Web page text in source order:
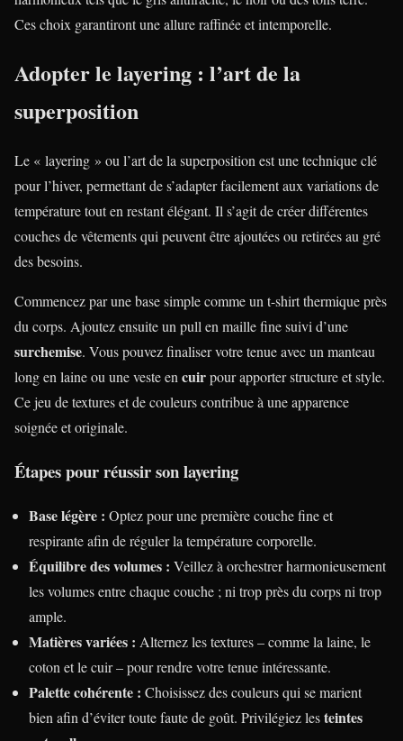
Ces choix garantiront une allure raffinée et intemporelle.
Adopter le layering : l’art de la
superposition
Le « layering » ou l’art de la superposition est une technique clé
pour l’hiver, permettant de s’adapter facilement aux variations de
température tout en restant élégant. Il s’agit de créer différentes
couches de vêtements qui peuvent être ajoutées ou retirées au gré
des besoins.
Commencez par une base simple comme un t-shirt thermique près
du corps. Ajoutez ensuite un pull en maille fine suivi d’une
surchemise. Vous pouvez finaliser votre tenue avec un manteau
long en laine ou une veste encuirpour apporter structure et style.
Ce jeu de textures et de couleurs contribue à une apparence
soignée et originale.
Étapes pour réussir son layering
Base légère : Optez pour une première couche fine et
respirante afin de réguler la température corporelle.
Équilibre des volumes : Veillez à orchestrer harmonieusement
les volumes entre chaque couche ; ni trop près du corps ni trop
ample.
Matières variées : Alternez les textures – comme la laine, le
coton et le cuir – pour rendre votre tenue intéressante.
Palette cohérente : Choisissez des couleurs qui se marient
bien afin d’éviter toute faute de goût. Privilégiez lesteintes